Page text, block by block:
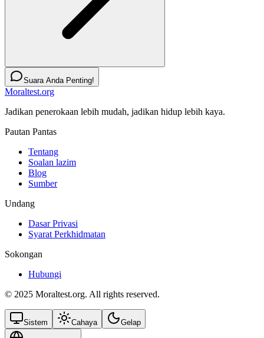
Suara Anda Penting!
Moraltest.org
Jadikan penerokaan lebih mudah, jadikan hidup lebih kaya.
Pautan Pantas
Tentang
Soalan lazim
Blog
Sumber
Undang
Dasar Privasi
Syarat Perkhidmatan
Sokongan
Hubungi
© 2025 Moraltest.org. All rights reserved.
Sistem Cahaya Gelap